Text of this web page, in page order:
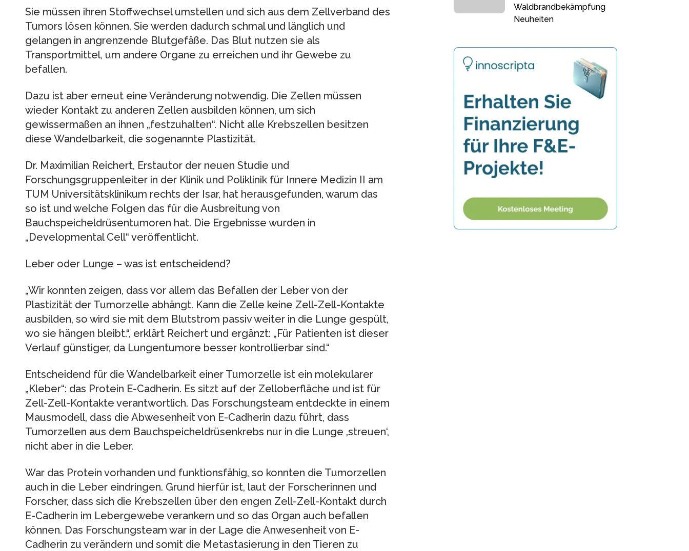
Sie müssen ihren Stoffwechsel umstellen und sich aus dem Zellverband des
Tumors lösen können. Sie werden dadurch schmal und länglich und
gelangen in angrenzende Blutgefäße. Das Blut nutzen sie als
Transportmittel, um andere Organe zu erreichen und ihr Gewebe zu
befallen.
Dazu ist aber erneut eine Veränderung notwendig. Die Zellen müssen
wieder Kontakt zu anderen Zellen ausbilden können, um sich
gewissermaßen an ihnen „festzuhalten“. Nicht alle Krebszellen besitzen
diese Wandelbarkeit, die sogenannte Plastizität.
Dr. Maximilian Reichert, Erstautor der neuen Studie und
Forschungsgruppenleiter in der Klinik und Poliklinik für Innere Medizin II am
TUM Universitätsklinikum rechts der Isar, hat herausgefunden, warum das
so ist und welche Folgen das für die Ausbreitung von
Bauchspeicheldrüsentumoren hat. Die Ergebnisse wurden in
„Developmental Cell“ veröffentlicht.
Leber oder Lunge – was ist entscheidend?
„Wir konnten zeigen, dass vor allem das Befallen der Leber von der
Plastizität der Tumorzelle abhängt. Kann die Zelle keine Zell-Zell-Kontakte
ausbilden, so wird sie mit dem Blutstrom passiv weiter in die Lunge gespült,
wo sie hängen bleibt.“, erklärt Reichert und ergänzt: „Für Patienten ist dieser
Verlauf günstiger, da Lungentumore besser kontrollierbar sind.“
Entscheidend für die Wandelbarkeit einer Tumorzelle ist ein molekularer
„Kleber“: das Protein E-Cadherin. Es sitzt auf der Zelloberfläche und ist für
Zell-Zell-Kontakte verantwortlich. Das Forschungsteam entdeckte in einem
Mausmodell, dass die Abwesenheit von E-Cadherin dazu führt, dass
Tumorzellen aus dem Bauchspeicheldrüsenkrebs nur in die Lunge ‚streuen‘,
nicht aber in die Leber.
War das Protein vorhanden und funktionsfähig, so konnten die Tumorzellen
auch in die Leber eindringen. Grund hierfür ist, laut der Forscherinnen und
Forscher, dass sich die Krebszellen über den engen Zell-Zell-Kontakt durch
E-Cadherin im Lebergewebe verankern und so das Organ auch befallen
können. Das Forschungsteam war in der Lage die Anwesenheit von E-
Cadherin zu verändern und somit die Metastasierung in den Tieren zu
Waldbrandbekämpfung
Neuheiten